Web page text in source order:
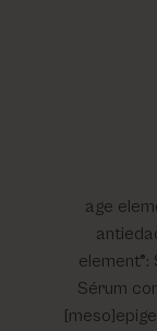
age
Sérum